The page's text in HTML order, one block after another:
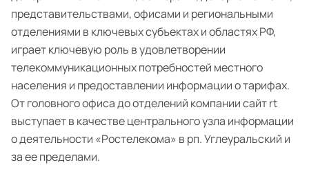
представительствами, офисами и региональными
отделениями в ключевых субъектах и областях РФ,
играет ключевую роль в удовлетворении
телекоммуникационных потребностей местного
населения и предоставлении информации о тарифах.
От головного офиса до отделений компании сайт rt
выступает в качестве центрального узла информации
о деятельности «Ростелекома» в рп. Углеуральский и
за ее пределами.